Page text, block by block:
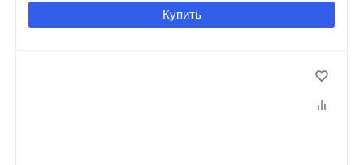
Купить